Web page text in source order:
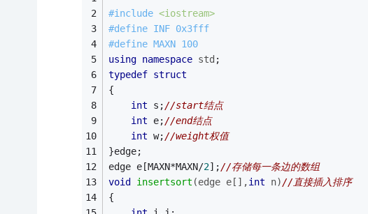
#include <iostream>
#define INF 0x3fff
#define MAXN 100
using namespace std ;
typedef struct
{
int s;//start结点
int e;//end结点
int w;//weight权值
}edge;
edge e[MAXN*MAXN/2];//存储每一条边的数组
void
insertsort (edge e[],int n)//直接插入排序
{